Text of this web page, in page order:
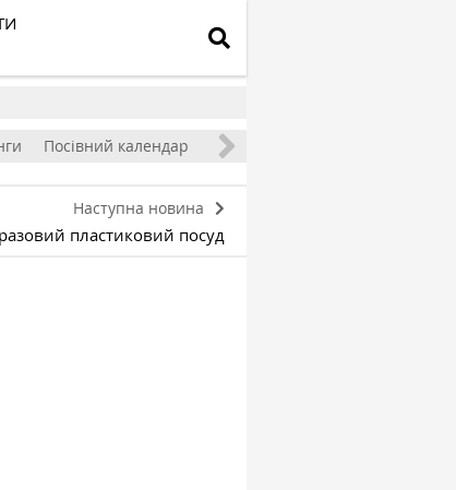
Посівний календар
Наступна новина
пластиковий посуд